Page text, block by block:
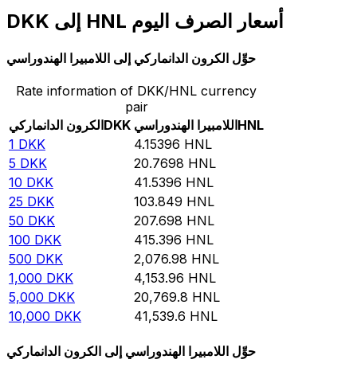
DKK إلى HNL أسعار الصرف اليوم
حوِّل الكرون الدانماركي إلى اللامبيرا الهندوراسي
Rate information of DKK/HNL currency
pair
الكرون الدانماركيDKK اللامبيرا الهندوراسيHNL
1 DKK 4.15396 HNL
5 DKK 20.7698 HNL
10 DKK 41.5396 HNL
25 DKK 103.849 HNL
50 DKK 207.698 HNL
100 DKK 415.396 HNL
500 DKK 2,076.98 HNL
1,000 DKK 4,153.96 HNL
5,000 DKK 20,769.8 HNL
10,000 DKK 41,539.6 HNL
حوِّل اللامبيرا الهندوراسي إلى الكرون الدانماركي